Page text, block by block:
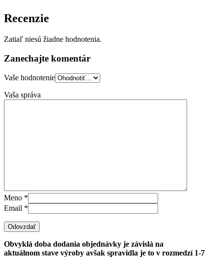
Recenzie
Zatiaľ niesú žiadne hodnotenia.
Zanechajte komentár
Vaše hodnotenie
Vaša správa
Meno *
Email *
Obvyklá doba dodania objednávky je závislá na
aktuálnom stave výroby avšak spravidla je to v rozmedzí 1-7